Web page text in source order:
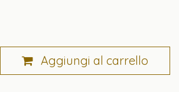
Aggiungi al carrello